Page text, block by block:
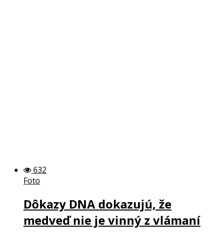
632
Foto
Dôkazy DNA dokazujú, že
medveď nie je vinný z vlámaní